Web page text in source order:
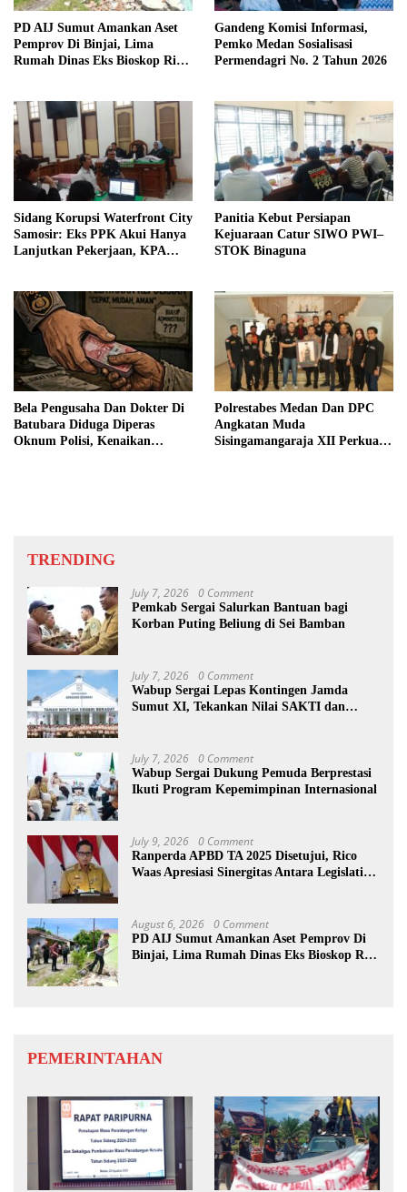
PD AIJ Sumut Amankan Aset
Pemprov Di Binjai, Lima
Rumah Dinas Eks Bioskop Ria
Gandeng Komisi Informasi,
Pemko Medan Sosialisasi
Permendagri No. 2 Tahun 2026
Sidang Korupsi Waterfront City
Samosir: Eks PPK Akui Hanya
Lanjutkan Pekerjaan, KPA
Panitia Kebut Persiapan
Kejuaraan Catur SIWO PWI–
STOK Binaguna
Bela Pengusaha Dan Dokter Di
Batubara Diduga Diperas
Oknum Polisi, Kenaikan
Polrestabes Medan Dan DPC
Angkatan Muda
Sisingamangaraja XII Perkuat
TRENDING
July 7, 2026 0 Comment
Pemkab Sergai Salurkan Bantuan bagi
Korban Puting Beliung di Sei Bamban
July 7, 2026 0 Comment
Wabup Sergai Lepas Kontingen Jamda
Sumut XI, Tekankan Nilai SAKTI dan
July 7, 2026 0 Comment
Wabup Sergai Dukung Pemuda Berprestasi
Ikuti Program Kepemimpinan Internasional
July 9, 2026 0 Comment
Ranperda APBD TA 2025 Disetujui, Rico
Waas Apresiasi Sinergitas Antara Legislatif
August 6, 2026 0 Comment
PD AIJ Sumut Amankan Aset Pemprov Di
Binjai, Lima Rumah Dinas Eks Bioskop Ria
PEMERINTAHAN